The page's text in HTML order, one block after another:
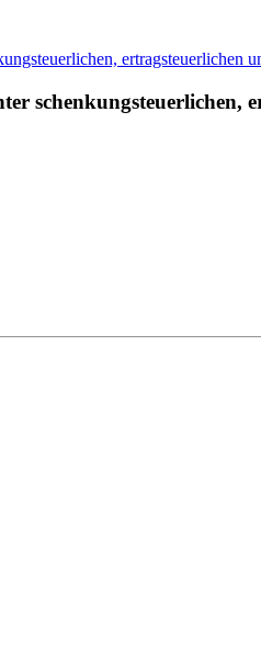
schenkungsteuerlichen,